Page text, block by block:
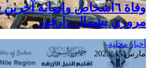
وفاة ٦اشخاص وإصابة
مروري بشمال دارفور
أخبار محلية
مارس 15, 2023